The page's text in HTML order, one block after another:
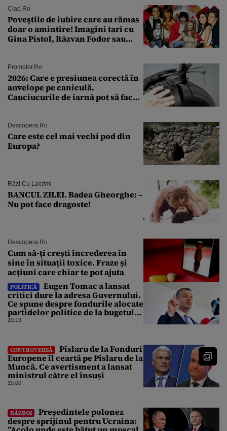
Ciao.ro
Poveştile de iubire care au rămas
doar o amintire! Imagini tari cu
Gina Pistol, Răzvan Fodor sau
Promotor.ro
2026: Care e presiunea corectă în
anvelope pe caniculă.
Cauciucurile de iarnă pot să facă
Descopera.ro
Care este cel mai vechi pod din
Europa?
Râzi Cu Lacrimi
BANCUL ZILEI. Badea Gheorghe: –
Nu pot face dragoste!
Descopera.ro
Cum să-ți crești încrederea în
sine în situații toxice. Fraze și
acțiuni care chiar te pot ajuta
POLITICĂ
Eugen Tomac a lansat
critici dure la adresa Guvernului.
Ce spune despre fondurile alocate
partidelor politice de la bugetul
de stat
19:19
CONTROVERSĂ
Pîslaru de la Fonduri
Europene îl ceartă pe Pîslaru de la
Muncă. Ce avertisment a lansat
ministrul către el însuși
19:00
RĂZBOI
Președintele polonez
despre sprijinul pentru Ucraina: